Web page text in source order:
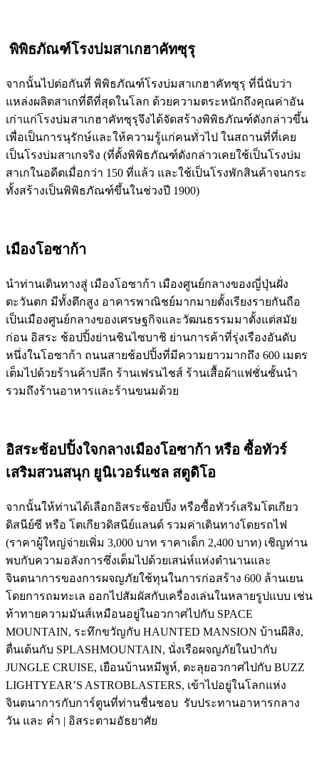
พิพิธภัณฑ์โรงบ่มสาเกฮาคัทซุรุ
จากนั้นไปต่อกันที่ พิพิธภัณฑ์โรงบ่มสาเกฮาคัทซุรุ ที่นี่นับว่า
แหล่งผลิตสาเกที่ดีที่สุดในโลก ด้วยความตระหนักถึงคุณค่าอัน
เก่าแก่โรงบ่มสาเกฮาคัทซุรุจึงได้จัดสร้างพิพิธภัณฑ์ดังกล่าวขึ้น
เพื่อเป็นการนุรักษ์และให้ความรู้แก่คนทั่วไป ในสถานที่ที่เคย
เป็นโรงบ่มสาเกจริง (ที่ตั้งพิพิธภัณฑ์ดังกล่าวเคยใช้เป็นโรงบ่ม
สาเกในอดีตเมื่อกว่า 150 ที่แล้ว และใช้เป็นโรงพักสินค้าจนกระ
ทั้งสร้างเป็นพิพิธภัณฑ์ขึ้นในช่วงปี 1900)
เมืองโอซาก้า
นำท่านเดินทางสู่ เมืองโอซาก้า เมืองศูนย์กลางของญี่ปุ่นฝั่ง
ตะวันตก มีทั้งตึกสูง อาคารพาณิชย์มากมายตั้งเรียงรายกันถือ
เป็นเมืองศูนย์กลางของเศรษฐกิจและวัฒนธรรมมาตั้งแต่สมัย
ก่อน อิสระ ช้อปปิ้งย่านชินไซบาชิ ย่านการค้าที่รุ่งเรืองอันดับ
หนึ่งในโอซาก้า ถนนสายช้อปปิ้งที่มีความยาวมากถึง 600 เมตร
เต็มไปด้วยร้านค้าปลีก ร้านเฟรนไชส์ ร้านเสื้อผ้าแฟชั่นชั้นนำ
รวมถึงร้านอาหารและร้านขนมด้วย
อิสระช้อปปิ้งใจกลางเมืองโอซาก้า หรือ ซื้อทัวร์
เสริมสวนสนุก ยูนิเวอร์แซล สตูดิโอ
จากนั้นให้ท่านได้เลือกอิสระช้อปปิ้ง หรือซื้อทัวร์เสริมโตเกียว
ดิสนีย์ซี หรือ โตเกียวดิสนีย์แลนด์ รวมค่าเดินทางโดยรถไฟ
(ราคาผู้ใหญ่จ่ายเพิ่ม 3,000 บาท ราคาเด็ก 2,400 บาท) เชิญท่าน
พบกับความอลังการซึ่งเต็มไปด้วยเสน่ห์แห่งตำนานและ
จินตนาการของการผจญภัยใช้ทุนในการก่อสร้าง 600 ล้านเยน
โดยการถมทะเล ออกไปสัมผัสกับเครื่องเล่นในหลายรูปแบบ เช่น
ท้าทายความมันส์เหมือนอยู่ในอวกาศไปกับ SPACE
MOUNTAIN, ระทึกขวัญกับ HAUNTED MANSION บ้านผีสิง,
ตื่นเต้นกับ SPLASHMOUNTAIN, นั่งเรือผจญภัยในป่ากับ
JUNGLE CRUISE, เยือนบ้านหมีพูห์, ตะลุยอวกาศไปกับ BUZZ
LIGHTYEAR’S ASTROBLASTERS, เข้าไปอยู่ในโลกแห่ง
จินตนาการกับการ์ตูนที่ท่านชื่นชอบ รับประทานอาหารกลาง
วัน และ ค่ำ | อิสระตามอัธยาศัย